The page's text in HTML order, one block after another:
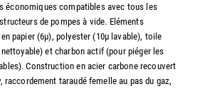
économiques compatibles avec tous les
de pompes à vide. Eléments
papier (6µ), polyester (10µ lavable), toile
et charbon actif (pour piéger les
Construction en acier carbone recouvert
raccordement taraudé femelle au pas du gaz,